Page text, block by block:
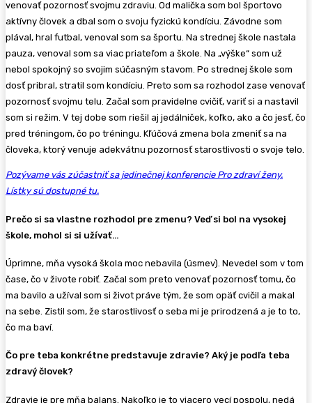
venovať pozornosť svojmu zdraviu. Od malička som bol športovo
aktívny človek a dbal som o svoju fyzickú kondíciu. Závodne som
plával, hral futbal, venoval som sa športu. Na strednej škole nastala
pauza, venoval som sa viac priateľom a škole. Na „výške“ som už
nebol spokojný so svojim súčasným stavom. Po strednej škole som
dosť pribral, stratil som kondíciu. Preto som sa rozhodol zase venovať
pozornosť svojmu telu. Začal som pravidelne cvičiť, variť si a nastavil
som si režim. V tej dobe som riešil aj jedálniček, koľko, ako a čo jesť, čo
pred tréningom, čo po tréningu. Kľúčová zmena bola zmeniť sa na
človeka, ktorý venuje adekvátnu pozornosť starostlivosti o svoje telo.
Pozývame vás zúčastniť sa jedinečnej konferencie Pro zdraví ženy.
Lístky sú dostupné tu.
Prečo si sa vlastne rozhodol pre zmenu? Veď si bol na vysokej
škole, mohol si si užívať…
Úprimne, mňa vysoká škola moc nebavila (úsmev). Nevedel som v tom
čase, čo v živote robiť. Začal som preto venovať pozornosť tomu, čo
ma bavilo a užíval som si život práve tým, že som opäť cvičil a makal
na sebe. Zistil som, že starostlivosť o seba mi je prirodzená a je to to,
čo ma baví.
Čo pre teba konkrétne predstavuje zdravie? Aký je podľa teba
zdravý človek?
Zdravie je pre mňa balans. Nakoľko je to viacero vecí pospolu, nedá